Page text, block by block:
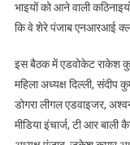
भाइयों को आने वाली
कि वे शेरे पंजाब एनआरआई
इस बैठक में एडवोकेट राकेश
महिला अध्यक्ष दिल्ली, संदीप
डोगरा लीगल एडवाइजर,
मीडिया इंचार्ज, टी आर